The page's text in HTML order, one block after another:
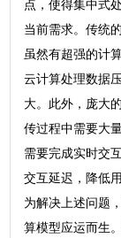
点，使得集中式
当前需求。传统
虽然有超强的计
云计算处理数据
大。此外，庞大
传过程中需要大
需要完成实时交
交互延迟，降低
为解决上述问题
算模型应运而生